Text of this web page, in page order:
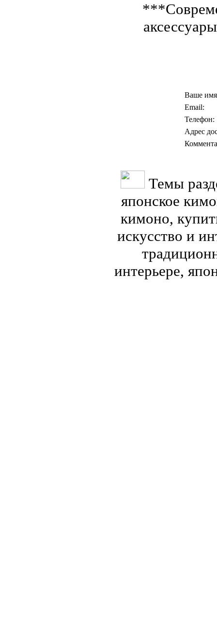
Ваше
Email:
Телефон:
Адрес
Темы
японское
кимоно,
искусство и
интерьере,